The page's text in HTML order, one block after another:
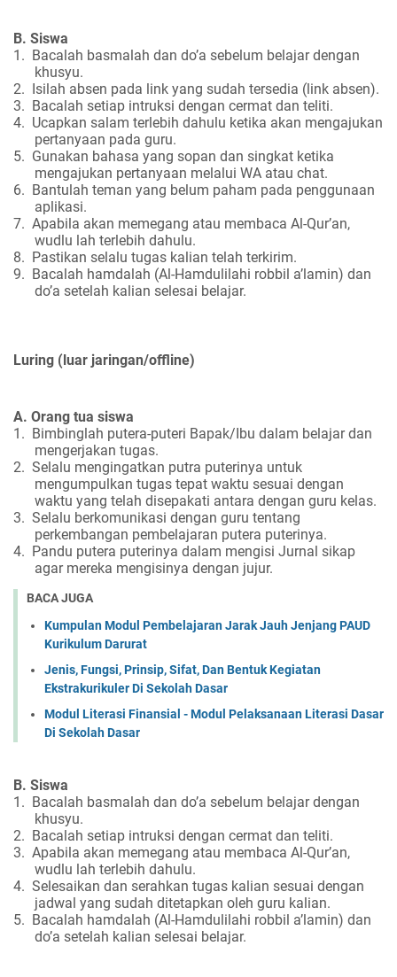
B. Siswa
1. Bacalah basmalah dan do’a sebelum belajar dengan
khusyu.
2. Isilah absen pada link yang sudah tersedia (link absen).
3. Bacalah setiap intruksi dengan cermat dan teliti.
4. Ucapkan salam terlebih dahulu ketika akan mengajukan
pertanyaan pada guru.
5. Gunakan bahasa yang sopan dan singkat ketika
mengajukan pertanyaan melalui WA atau chat.
6. Bantulah teman yang belum paham pada penggunaan
aplikasi.
7. Apabila akan memegang atau membaca Al-Qur’an,
wudlu lah terlebih dahulu.
8. Pastikan selalu tugas kalian telah terkirim.
9. Bacalah hamdalah (Al-Hamdulilahi robbil a’lamin) dan
do’a setelah kalian selesai belajar.
Luring (luar jaringan/offline)
A. Orang tua siswa
1. Bimbinglah putera-puteri Bapak/Ibu dalam belajar dan
mengerjakan tugas.
2. Selalu mengingatkan putra puterinya untuk
mengumpulkan tugas tepat waktu sesuai dengan
waktu yang telah disepakati antara dengan guru kelas.
3. Selalu berkomunikasi dengan guru tentang
perkembangan pembelajaran putera puterinya.
4. Pandu putera puterinya dalam mengisi Jurnal sikap
agar mereka mengisinya dengan jujur.
BACA JUGA
Kumpulan Modul Pembelajaran Jarak Jauh Jenjang PAUD
Kurikulum Darurat
Jenis, Fungsi, Prinsip, Sifat, Dan Bentuk Kegiatan
Ekstrakurikuler Di Sekolah Dasar
Modul Literasi Finansial - Modul Pelaksanaan Literasi Dasar
Di Sekolah Dasar
B. Siswa
1. Bacalah basmalah dan do’a sebelum belajar dengan
khusyu.
2. Bacalah setiap intruksi dengan cermat dan teliti.
3. Apabila akan memegang atau membaca Al-Qur’an,
wudlu lah terlebih dahulu.
4. Selesaikan dan serahkan tugas kalian sesuai dengan
jadwal yang sudah ditetapkan oleh guru kalian.
5. Bacalah hamdalah (Al-Hamdulilahi robbil a’lamin) dan
do’a setelah kalian selesai belajar.